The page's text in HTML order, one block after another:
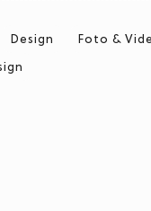
Design Foto &